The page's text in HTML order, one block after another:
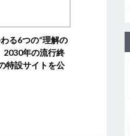
る6つの“理解の
年の流行終
特設サイトを公